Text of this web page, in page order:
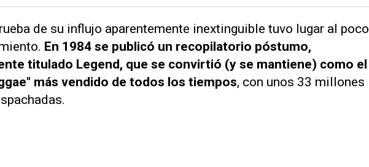
de su influjo aparentemente inextinguible tuvo lugar al poco
En 1984 se publicó un recopilatorio póstumo,
titulado Legend, que se convirtió (y se mantiene) como el
más vendido de todos los tiempos, con unos 33 millones